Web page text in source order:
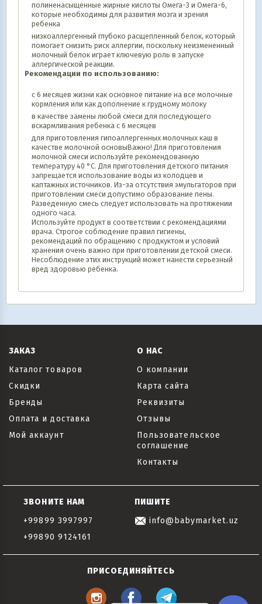
полиненасыщенные жирные кислоты Омега-3 и Омега-6,
которые необходимы для развития мозга и зрения
ребенка
низкоаллергенный глубоко расщепленный белок, который
помогает снизить риск аллергии, поскольку неизмененный
молочный белок играет ключевую роль в запуске
аллергической реакции.
Рекомендации по использованию:
с 6 месяцев жизни как основное питание на все молочные
кормления или как дополнение к грудному молоку
в качестве замены любой смеси для последующего
вскармливания ребенка с 6 месяцев
для приготовления гипоаллергенных молочных каш в
качестве молочной основыВажно! Для приготовления
молочной смеси используйте рекомендованную
температуру 40 °C. Для приготовления детского питания
запрещается использование воды из колодцев и
каптажных источников. Из-за отсутствия эмульгаторов при
приготовлении смеси допустимо образование пены.
Разведенную смесь следует использовать на протяжении
одного часа.
Используйте продукт в соответствии с рекомендациями
врача. Строгое соблюдение правил гигиены,
рекомендаций по обращению с продкуктом и условий
хранения очень важно при приготовлении детской смеси.
Несоблюдение этих инструкций может нанести серьезный
вред здоровью ребенка.
ЗАКАЗ
Каталог товаров
Скидки
Бренды
Оплата и доставка
Мой аккаунт
О НАС
О компании
Карта сайта
Реквизиты
Отзывы
Пользовательское
соглашение
Контакты
ЗВОНИТЕ НАМ
+99899 3997997
+99890 9124161
ПИШИТЕ
info@babymarket.uz
ПРИСОЕДИНЯЙТЕСЬ